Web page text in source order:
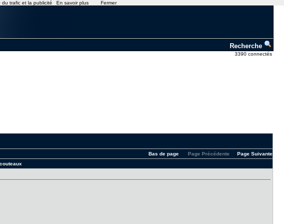
Recherche
3390 connectés
Page Suivante
Page Précédente
Bas de page
trafic et la publicité En savoir plus Fermer